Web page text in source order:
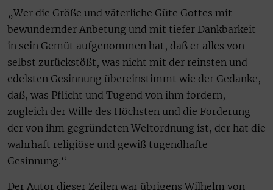
„Wer die Größe und väterliche Güte Gottes mit
bewundernder Anbetung und mit tiefer Dankbarkeit
in sein Gemüt aufgenommen hat, daß er alles von
selbst zurückstößt, was nicht mit der reinsten und
edelsten Gesinnung übereinstimmt wie der Gedanke,
daß, was Pflicht und Tugend von ihm fordern,
zugleich der Wille des Höchsten und die Forderung
der von ihm gegründeten Weltordnung ist, der hat die
wahrhaft religiöse und gewiß tugendhafte
Gesinnung.“
Der Autor dieser Zeilen war übrigens Wilhelm von